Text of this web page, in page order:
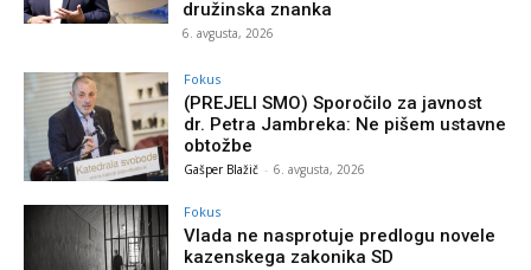
družinska znanka
6. avgusta, 2026
Fokus
(PREJELI SMO) Sporočilo za javnost
dr. Petra Jambreka: Ne pišem ustavne
obtožbe
Gašper Blažič - 6. avgusta, 2026
Fokus
Vlada ne nasprotuje predlogu novele
kazenskega zakonika SD